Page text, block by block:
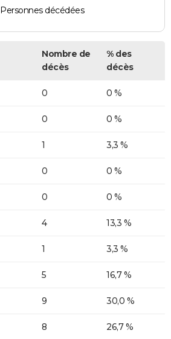
Personnes décédées
Nombre de
décès
% des
décès
0 0 %
0 0 %
1 3,3 %
0 0 %
0 0 %
4 13,3 %
1 3,3 %
5 16,7 %
9 30,0 %
8 26,7 %